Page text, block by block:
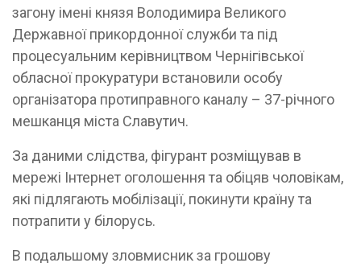
загону імені князя Володимира Великого
Державної прикордонної служби та під
процесуальним керівництвом Чернігівської
обласної прокуратури встановили особу
організатора протиправного каналу – 37-річного
мешканця міста Славутич.
За даними слідства, фігурант розміщував в
мережі Інтернет оголошення та обіцяв чоловікам,
які підлягають мобілізації, покинути країну та
потрапити у білорусь.
В подальшому зловмисник за грошову